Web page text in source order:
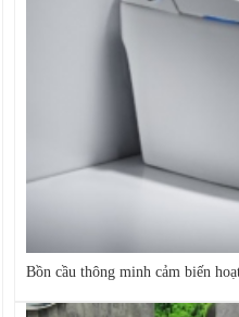
Bồn cầu thông minh cảm biến